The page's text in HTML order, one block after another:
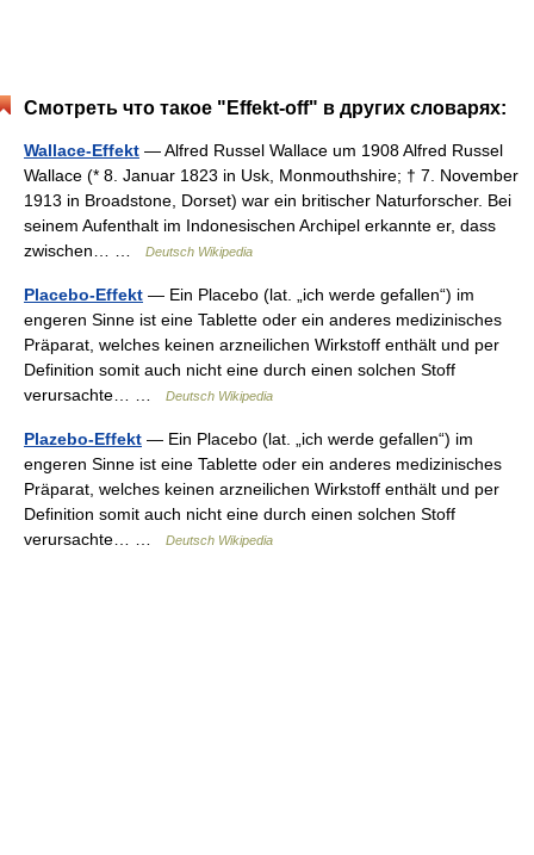
Смотреть что такое "Effekt-off" в других словарях:
Wallace-Effekt — Alfred Russel Wallace um 1908 Alfred Russel
Wallace (* 8. Januar 1823 in Usk, Monmouthshire; † 7. November
1913 in Broadstone, Dorset) war ein britischer Naturforscher. Bei
seinem Aufenthalt im Indonesischen Archipel erkannte er, dass
zwischen… …
Deutsch Wikipedia
Placebo-Effekt — Ein Placebo (lat. „ich werde gefallen“) im
engeren Sinne ist eine Tablette oder ein anderes medizinisches
Präparat, welches keinen arzneilichen Wirkstoff enthält und per
Definition somit auch nicht eine durch einen solchen Stoff
verursachte… …
Deutsch Wikipedia
Plazebo-Effekt — Ein Placebo (lat. „ich werde gefallen“) im
engeren Sinne ist eine Tablette oder ein anderes medizinisches
Präparat, welches keinen arzneilichen Wirkstoff enthält und per
Definition somit auch nicht eine durch einen solchen Stoff
verursachte… …
Deutsch Wikipedia